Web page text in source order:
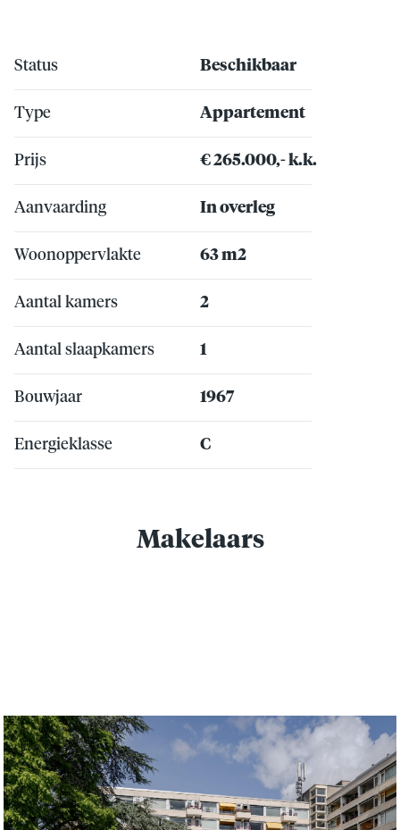
Status Beschikbaar
Type Appartement
Prijs € 265.000,- k.k.
Aanvaarding In overleg
Woonoppervlakte 63 m2
Aantal kamers 2
Aantal slaapkamers 1
Bouwjaar 1967
Energieklasse C
Makelaars